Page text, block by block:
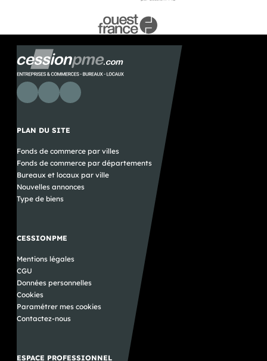
PLAN DU SITE
Fonds de commerce par villes
Fonds de commerce par départements
Bureaux et locaux par ville
Nouvelles annonces
Type de biens
CESSIONPME
Mentions légales
CGU
Données personnelles
Cookies
Paramétrer mes cookies
Contactez-nous
ESPACE PROFESSIONNEL